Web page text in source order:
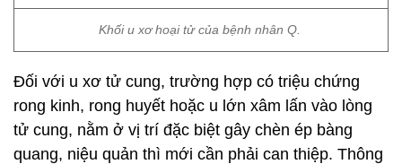
Khối u xơ hoại tử của bệnh nhân Q.
Đối với u xơ tử cung, trường hợp có triệu chứng
rong kinh, rong huyết hoặc u lớn xâm lấn vào lòng
tử cung, nằm ở vị trí đặc biệt gây chèn ép bàng
quang, niệu quản thì mới cần phải can thiệp. Thông